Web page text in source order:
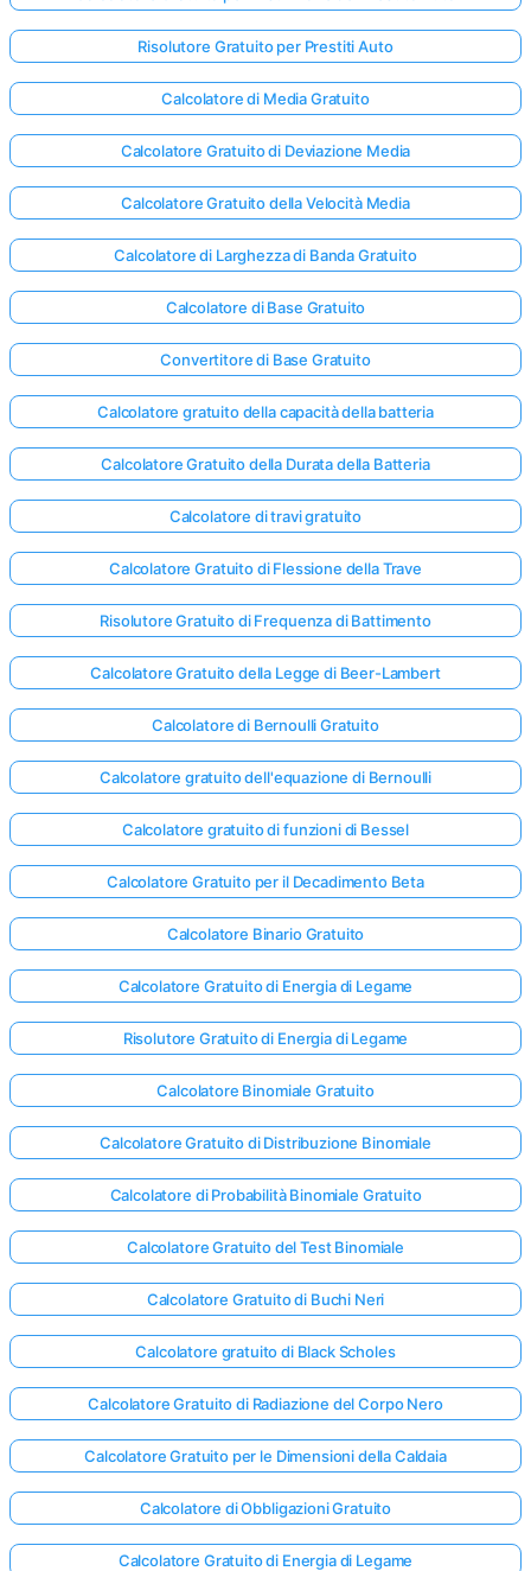
Risolutore Gratuito per Prestiti Auto
Calcolatore di Media Gratuito
Calcolatore Gratuito di Deviazione Media
Calcolatore Gratuito della Velocità Media
Calcolatore di Larghezza di Banda Gratuito
Calcolatore di Base Gratuito
Convertitore di Base Gratuito
Calcolatore gratuito della capacità della batteria
Calcolatore Gratuito della Durata della Batteria
Calcolatore di travi gratuito
Calcolatore Gratuito di Flessione della Trave
Risolutore Gratuito di Frequenza di Battimento
Calcolatore Gratuito della Legge di Beer-Lambert
Calcolatore di Bernoulli Gratuito
Calcolatore gratuito dell'equazione di Bernoulli
Calcolatore gratuito di funzioni di Bessel
Calcolatore Gratuito per il Decadimento Beta
Calcolatore Binario Gratuito
Calcolatore Gratuito di Energia di Legame
Risolutore Gratuito di Energia di Legame
Calcolatore Binomiale Gratuito
Calcolatore Gratuito di Distribuzione Binomiale
Calcolatore di Probabilità Binomiale Gratuito
Calcolatore Gratuito del Test Binomiale
Calcolatore Gratuito di Buchi Neri
Calcolatore gratuito di Black Scholes
Calcolatore Gratuito di Radiazione del Corpo Nero
Calcolatore Gratuito per le Dimensioni della Caldaia
Calcolatore di Obbligazioni Gratuito
Calcolatore Gratuito di Energia di Legame